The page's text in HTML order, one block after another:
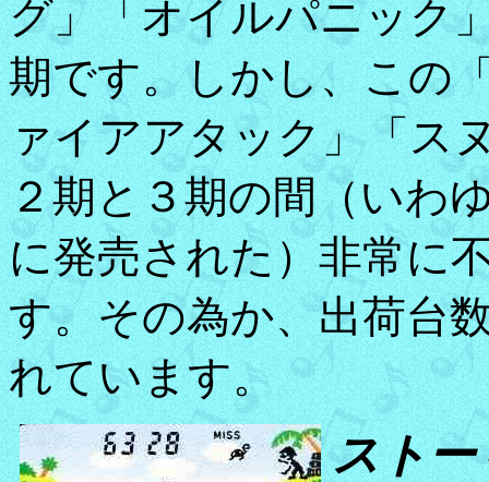
グ」「オイルパニック
期です。しかし、この
ァイアアタック」「ス
２期と３期の間（いわ
に発売された）非常に
す。その為か、出荷台
れています。
ストー